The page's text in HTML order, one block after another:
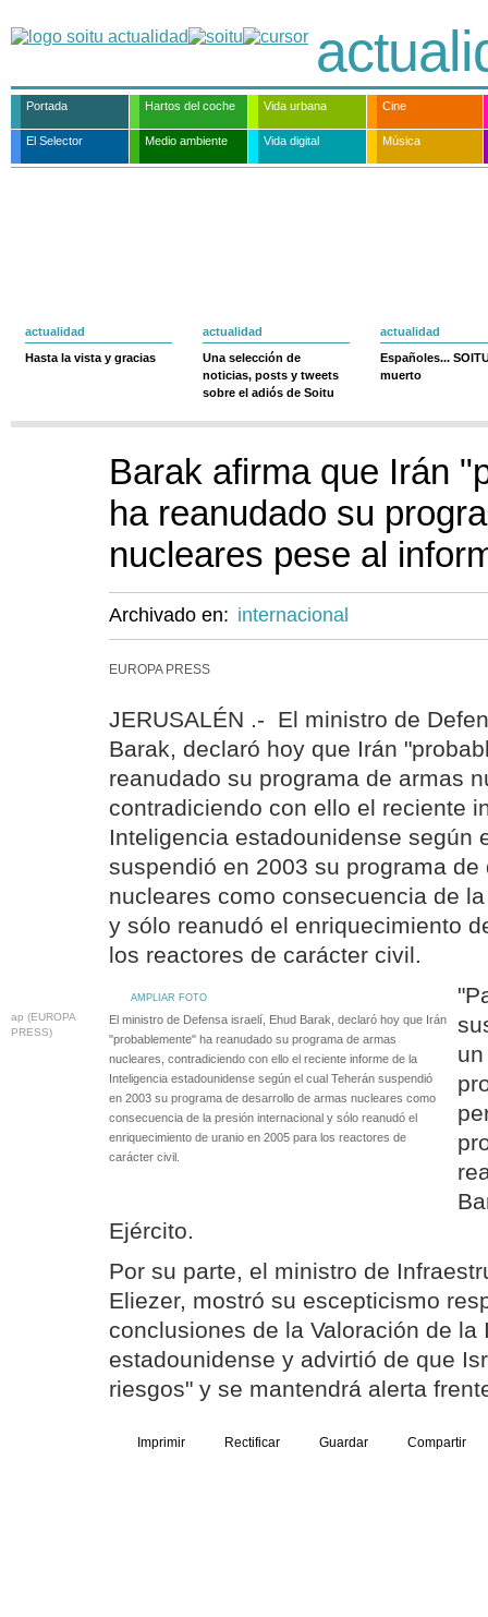
Portada Hartos del coche Vida urbana Cine
El Selector Medio ambiente Vida digital Música
actualidad
Hasta la vista y gracias
actualidad
Una selección de
noticias, posts y tweets
sobre el adiós de Soitu
actualidad
Españoles...
muerto
Barak afirma que Irán
ha reanudado su
nucleares pese al
Archivado en: internacional
EUROPA PRESS
JERUSALÉN .- El ministro de
Barak, declaró hoy que Irán
reanudado su programa de armas
contradiciendo con ello el reciente
Inteligencia estadounidense según
suspendió en 2003 su programa
nucleares como consecuencia de
y sólo reanudó el enriquecimiento
los reactores de carácter civil.
AMPLIAR FOTO
ap (EUROPA
PRESS)
El ministro de Defensa israelí, Ehud Barak, declaró hoy que Irán
"probablemente" ha reanudado su programa de armas
nucleares, contradiciendo con ello el reciente informe de la
Inteligencia estadounidense según el cual Teherán suspendió
en 2003 su programa de desarrollo de armas nucleares como
consecuencia de la presión internacional y sólo reanudó el
enriquecimiento de uranio en 2005 para los reactores de
carácter civil.
Ejército.
Por su parte, el ministro de
Eliezer, mostró su escepticismo
conclusiones de la Valoración de la
estadounidense y advirtió de que
riesgos" y se mantendrá alerta
Imprimir Rectificar Guardar Compartir